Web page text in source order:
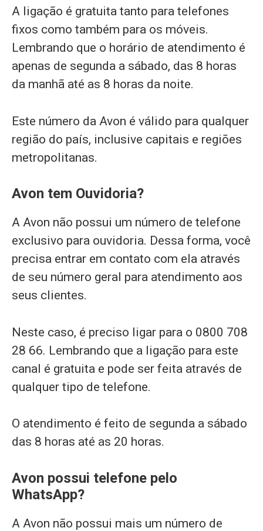
A ligação é gratuita tanto para telefones
fixos como também para os móveis.
Lembrando que o horário de atendimento é
apenas de segunda a sábado, das 8 horas
da manhã até as 8 horas da noite.
Este número da Avon é válido para qualquer
região do país, inclusive capitais e regiões
metropolitanas.
Avon tem Ouvidoria?
A Avon não possui um número de telefone
exclusivo para ouvidoria. Dessa forma, você
precisa entrar em contato com ela através
de seu número geral para atendimento aos
seus clientes.
Neste caso, é preciso ligar para o 0800 708
28 66. Lembrando que a ligação para este
canal é gratuita e pode ser feita através de
qualquer tipo de telefone.
O atendimento é feito de segunda a sábado
das 8 horas até as 20 horas.
Avon possui telefone pelo
WhatsApp?
A Avon não possui mais um número de